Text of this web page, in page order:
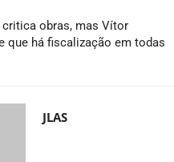
critica obras, mas Vítor
que há fiscalização em todas
JLAS